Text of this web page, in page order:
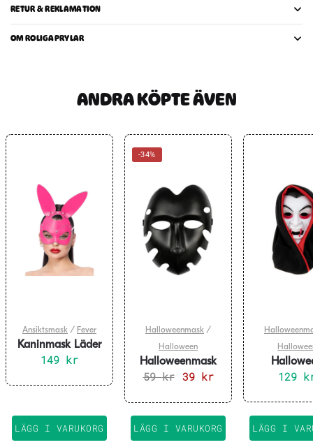
RETUR & REKLAMATION
OM ROLIGAPRYLAR
ANDRA KÖPTE ÄVEN
Ansiktsmask / Fever
Kaninmask Läder
Rosa
149 kr
LÄGG I VARUKORG
-34%
Halloweenmask /
Halloween
Halloweenmask
Svart 22x17cm
59kr
Det
ursprungliga
priset
39 krDet
nuvarande
priset
39 kr.
LÄGG I VARUKORG
129
LÄGG I